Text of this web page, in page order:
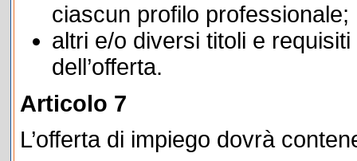
ciascun profilo professionale;
altri e/o diversi titoli e
dell’offerta.
Articolo 7
L’offerta di impiego dovrà